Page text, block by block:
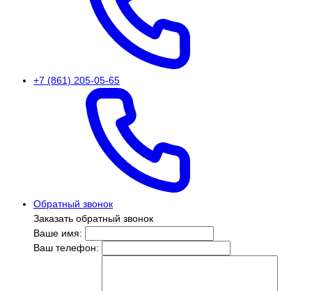
+7 (861) 205-05-65
Обратный звонок
Заказать обратный звонок
Ваше имя:
Ваш телефон: